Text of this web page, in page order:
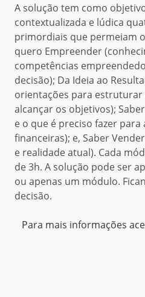
A solução tem como
contextualizada e lúdica
primordiais que permeiam
quero Empreender
competências
decisão); Da Ideia ao
orientações para estruturar
alcançar os objetivos);
e o que é preciso fazer para
financeiras); e, Saber
e realidade atual). Cada
de 3h. A solução pode ser
ou apenas um módulo.
decisão.
Para mais informações